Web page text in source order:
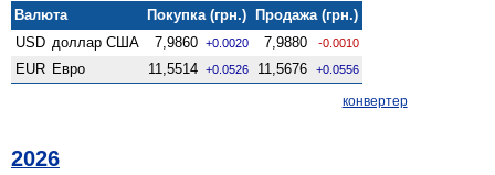
Валюта Покупка (грн.)
Продажа (грн.)
USD доллар США 7,9860 +0.0020 7,9880 -0.0010
EUR Евро 11,5514 +0.0526 11,5676 +0.0556
конвертер
2026